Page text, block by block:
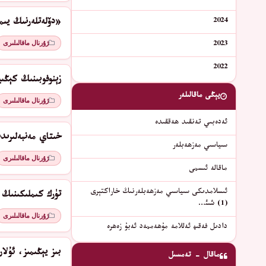
«دۆلەتلەرنىڭ
ژۇرنال ماقالىلىرى
زېنوفوبىنىڭ
ژۇرنال ماقالىلىرى
خىتاي
ژۇرنال ماقالىلىرى
تۈرك
ژۇرنال ماقالىلىرى
بىز يېڭىمىز،
2024
2023
2022
يېڭى ماقالىلەر
ئەدەبىي تەنقىد ھەققىدە
سىياسىي مەزھەبلەر
ماقالە ئىسمى
ئىسلامدىكى سىياسىي مەزھەبلەرنىڭ خاراكتېرى
(1) شىئ…
دادىل فەقىھ ئەللامە مۇھەممەد ئەبۇ زەھرە
ماقال - تەمسىل